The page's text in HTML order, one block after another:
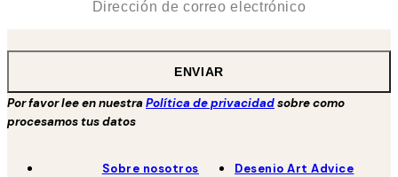
ENVIAR
Por favor lee en nuestraPolítica de privacidadsobre como
procesamos tus datos
Sobre nosotros
Desenio Art Advice